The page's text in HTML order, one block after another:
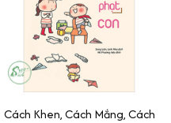
Cách Khen, Cách Mắng, Cách